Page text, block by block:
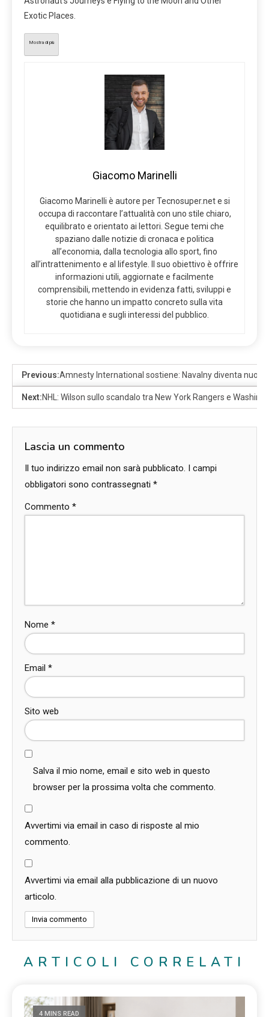
Exotic Places.
Mostra di più
Giacomo Marinelli
Giacomo Marinelli è autore per Tecnosuper.net e si
occupa di raccontare l’attualità con uno stile chiaro,
equilibrato e orientato ai lettori. Segue temi che
spaziano dalle notizie di cronaca e politica
all’economia, dalla tecnologia allo sport, fino
all’intrattenimento e al lifestyle. Il suo obiettivo è offrire
informazioni utili, aggiornate e facilmente
comprensibili, mettendo in evidenza fatti, sviluppi e
storie che hanno un impatto concreto sulla vita
quotidiana e sugli interessi del pubblico.
Previous:Amnesty International sostiene: Navalny diventa
Next:NHL: Wilson sullo scandalo tra New York Rangers e
Lascia un commento
Il tuo indirizzo email non sarà pubblicato. I campi
obbligatori sono contrassegnati *
Commento *
Nome *
Email *
Sito web
Salva il mio nome, email e sito web in questo
browser per la prossima volta che commento.
Avvertimi via email in caso di risposte al mio
commento.
Avvertimi via email alla pubblicazione di un nuovo
articolo.
ARTICOLI CORRELATI
4 MINS READ